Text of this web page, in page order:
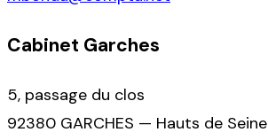
Cabinet Garches
5, passage du clos
92380 GARCHES — Hauts de Seine